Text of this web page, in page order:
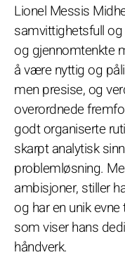
Lionel Messis
samvittighetsfull
og gjennomtenkte
å være nyttig og
men presise, og
overordnede
godt organiserte
skarpt analytisk
problemløsning.
ambisjoner, stiller
og har en unik
som viser hans
håndverk.